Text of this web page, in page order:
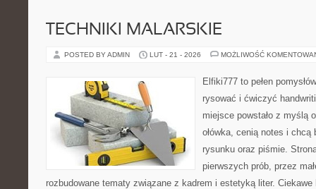
TECHNIKI MALARSKIE
POSTED BY ADMIN LUT - 21 - 2026 MOŻLIWOŚĆ
Elfiki777 to pełen
rysować i ćwiczyć
miejsce powstało z myślą
ołówka, cenią notes i chcą
rysunku oraz piśmie.
pierwszych prób, przez
rozbudowane tematy związane z kadrem i estetyką liter.